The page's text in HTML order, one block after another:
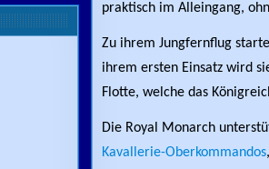
praktisch im Alleingang,
Zu ihrem Jungfernflug
ihrem ersten Einsatz wird
Flotte, welche das
Die Royal Monarch
Kavallerie-Oberkommandos